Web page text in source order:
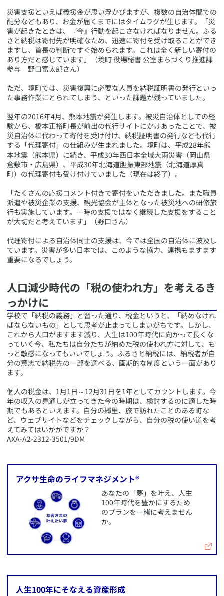
災害支援といえば義援金が思い浮かびますが、複数の自治体間での
配分などもあり、お金が届くまでにはタイムラグが生じます。「災
害が起きたときは、『今』行動を起こさなければなりません。ふる
さと納税は寄付先が明確なため、迅速に寄付を受け取ることができ
ますし、首長の判断ですぐ始められます。これは全く新しい寄付の
あり方だと感じています」（境町 役場秘書 公室まちづくり推進課
参与 野口富太郎さん）
ただ、境町では、災害復興に必要な人員を納税証明書の発行といっ
た事務作業にとられてしまう、といった課題が残っていました。
翌年の2016年4月、熊本地震が発生します。被災自治体としての経
験から、橋本正裕町長が前出の代行サイトにかけあったことで、被
災自治体に代わって寄付を受け付け、納税証明書の発行なども代行
する「代理寄付」の仕組みが生まれました。境町は、平成28年熊
本地震（熊本県）に続き、平成30年西日本全域大雨災害（岡山県
倉敷市・広島県）、平成30年北海道胆振東部地震（北海道厚真
町）の代理寄付も受け付けていました（現在は終了）。
「たくさんの応援コメント付きで寄付をいただきました。また職員
派遣や被災企業の支援、観光協会が主体となった被災地への研修旅
行も実施しています。一時の支援ではなく継続した支援をすること
が大切だと考えています」（野口さん）
代理寄付による自治体同士の支援は、今では全国の自治体に波及し
ています。災害が多い日本では、このような協力、連携もますます
重要になるでしょう。
​人口減少時代の「税の使われ方」を考えるき
っかけに
​学校で「納税の義務」と習った通り、税金というと、「納めなけれ
ばならないもの」として思考が止まってしまいがちです。しかし、
これから人口がますます減り、人生は100年時代に向かって長くな
っていく今、私たちは自分たちが納めた税の使われ方に対して、も
っと敏感になってもいいでしょう。ふるさと納税には、納税者が自
分の意志で納税先の一部を選べる、画期的な制度という一面があり
ます。
個人の税金は、1月1日～12月31日を1年としてカウントします。今
年の収入の見通しが立ってきた今の時期は、検討するのに適した時
期でもあるといえます。自分の郷里、旅で訪れたことのある町な
ど、ウェブサイトなどをチェックしながら、自分の税の使い道を考
えてみてはいかがですか？
​AXA-A2-2312-3501/9DM
​アクサ生命のライフマネジメント®
​あなたの「夢」を叶え、人生
100年時代を豊かにするため
のプランを一緒に考えません
か。
​人生100年にそなえる資産形成